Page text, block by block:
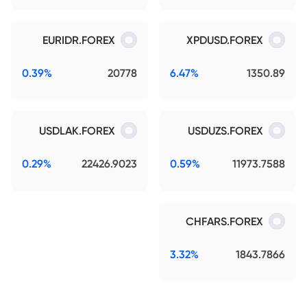
XPDUSD.FOREX
1350.89
6.47%
EURIDR.FOREX
20778
0.39%
USDUZS.FOREX
11973.7588
0.59%
USDLAK.FOREX
22426.9023
0.29%
CHFARS.FOREX
1843.7866
3.32%